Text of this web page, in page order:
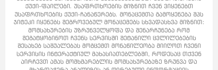
ქუქი-ფაილები. უსაფრთხოების მიზნით ჩვენ ვიყენებთ
უსაფრთხოების ქუქი-ჩანაწერებს. მონაცემთა გამოყენება შპს
ჯიტეკი იყენებს შეგროვებულ მონაცემებს სხვადასხვა მიზნით:
მომსახურების უზრუნველყოფა და შენარჩუნება რომ
შეგატყობინოთ ჩვენს სერვისში შეტანილი ცვლილებების
შესახებ საშუალებას მოგცემთ მონაწილეობა მიიღოთ ჩვენი
სერვისის ინტერაქტიულ მახასიათებლებში, როდესაც თქვენ
აირჩევთ ამას მომხმარებლის მომსახურებაზე ზრუნვა და